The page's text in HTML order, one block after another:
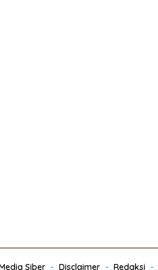
Siber Disclaimer Redaksi